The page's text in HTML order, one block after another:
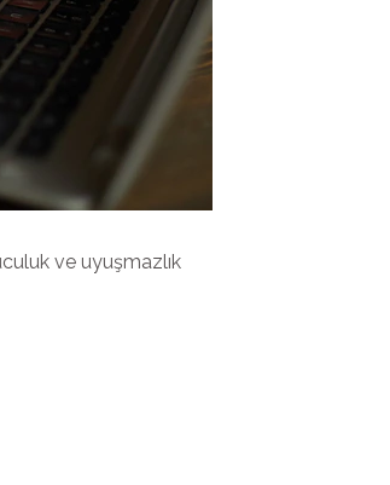
ve uyuşmazlık